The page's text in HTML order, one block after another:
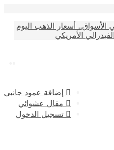
أسعار الذهب اليوم
الأمريكي
إضافة عمود جانبي
مقال عشوائي
تسجيل الدخول